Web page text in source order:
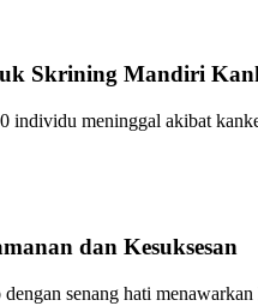
Skrining Mandiri
meninggal akibat
dan Kesuksesan
senang hati menawarkan